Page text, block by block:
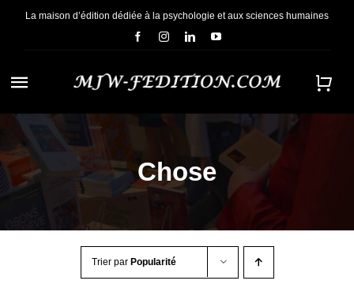
PasserLa maison d’édition dédiée à la psychologie et aux sciences humaines
Navigation
à
bascule
ACCUEIL
NOUS CONNAÎTRE Chose
Trier par Popularité